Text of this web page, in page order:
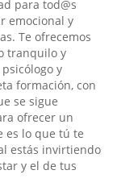
para tod@s
emocional y
Te ofrecemos
tranquilo y
y
formación, con
se sigue
ofrecer un
es lo que tú te
estás invirtiendo
y el de tus